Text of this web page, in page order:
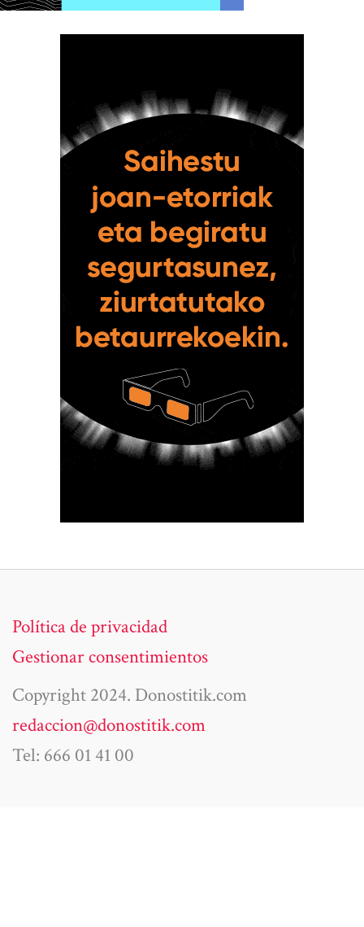
Política de privacidad
Gestionar consentimientos
Copyright 2024. Donostitik.com
redaccion@donostitik.com
Tel: 666 01 41 00